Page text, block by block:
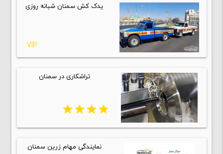
یدک کش سمنان شبانه روزی
VIP
تراشکاری در سمنان
star
star
star
star
نمایندگی مهام زرین سمنان